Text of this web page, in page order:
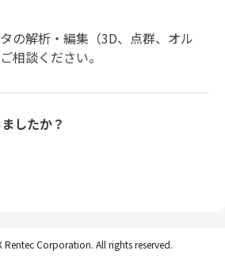
の解析・編集（3D、点群、オル
相談ください。
したか？
Rentec Corporation. All rights reserved.